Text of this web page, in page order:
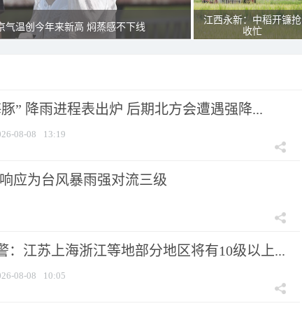
气温创今年来新高 焖蒸感不下线
江西永新：中稻开镰抢
收忙
” 降雨进程表出炉 后期北方会遭遇强降...
08-08 13:19
应为台风暴雨强对流三级
：江苏上海浙江等地部分地区将有10级以上...
08-08 10:05